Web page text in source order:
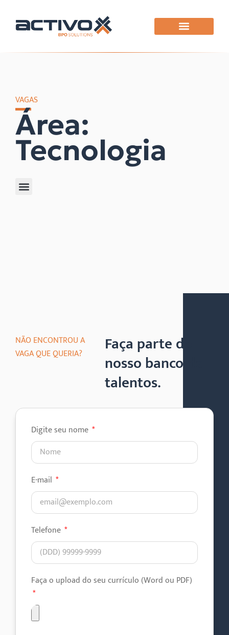
VAGAS
Área:
Tecnologia
NÃO ENCONTROU A
VAGA QUE QUERIA?
Faça parte do
nosso banco de
talentos.
Digite seu nome
E-mail
Telefone
Faça o upload do seu currículo (Word ou PDF)